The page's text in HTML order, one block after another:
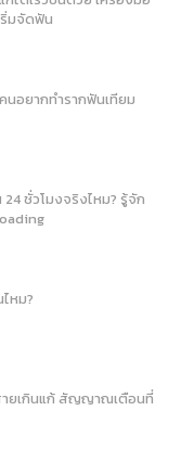
มจัดฟัน
นอยากทำรากฟันเทียม
ชั่วโมงจริงไหม? รู้จัก
หม?
ายเกินแก้ สัญญาณเตือนที่